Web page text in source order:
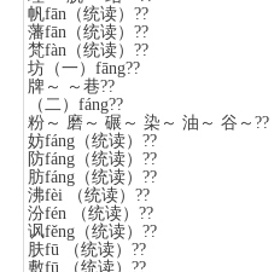
帆fān（统读）??
藩fān（统读）??
梵fàn（统读）??
坊（一）fāng??
牌～ ～巷??
（二）fáng??
粉～ 磨～ 碾～ 染～ 油～ 谷～??
妨fáng（统读）??
防fáng（统读）??
肪fáng（统读）??
沸fèi （统读）??
汾fén （统读）??
讽fěng（统读）??
肤fū （统读）??
敷fū （统读）??